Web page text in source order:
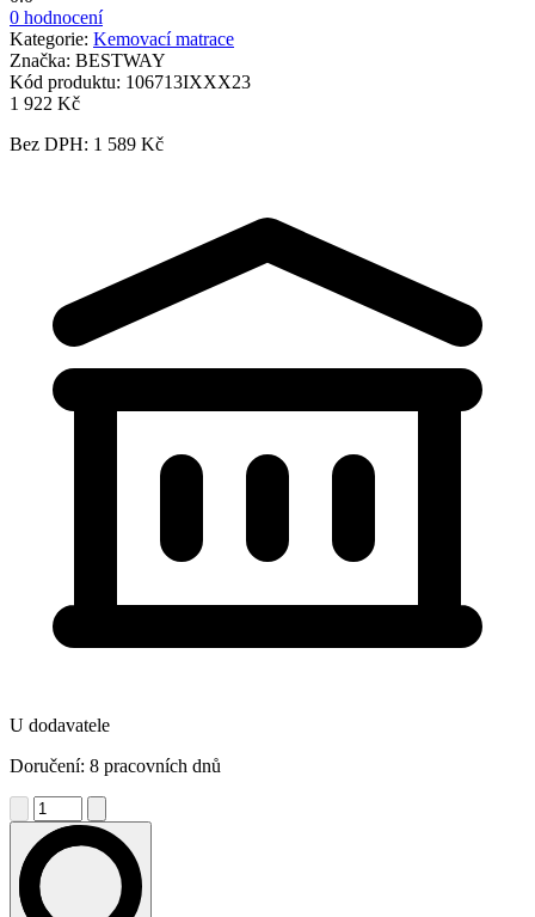
0 hodnocení
Kategorie: Kemovací matrace
Značka: BESTWAY
Kód produktu: 106713IXXX23
1 922 Kč
Bez DPH: 1 589 Kč
U dodavatele
Doručení: 8 pracovních dnů